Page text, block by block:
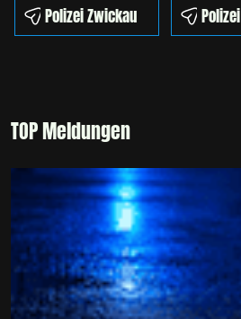
Polizei Zwickau
Polizei
TOP Meldungen